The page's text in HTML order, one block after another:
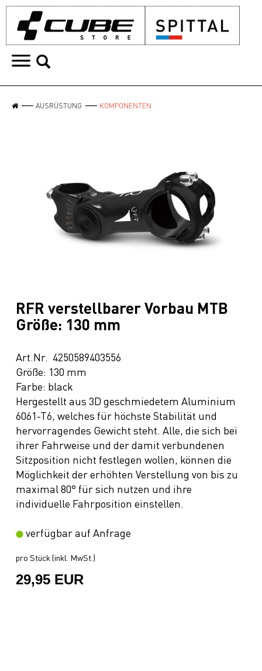
AUSRÜSTUNG KOMPONENTEN
RFR verstellbarer Vorbau MTB
Größe: 130 mm
Art.Nr. 4250589403556
Größe: 130 mm
Farbe: black
Hergestellt aus 3D geschmiedetem Aluminium
6061-T6, welches für höchste Stabilität und
hervorragendes Gewicht steht. Alle, die sich bei
ihrer Fahrweise und der damit verbundenen
Sitzposition nicht festlegen wollen, können die
Möglichkeit der erhöhten Verstellung von bis zu
maximal 80° für sich nutzen und ihre
individuelle Fahrposition einstellen.
verfügbar auf Anfrage
pro Stück (inkl. MwSt.)
29,95 EUR